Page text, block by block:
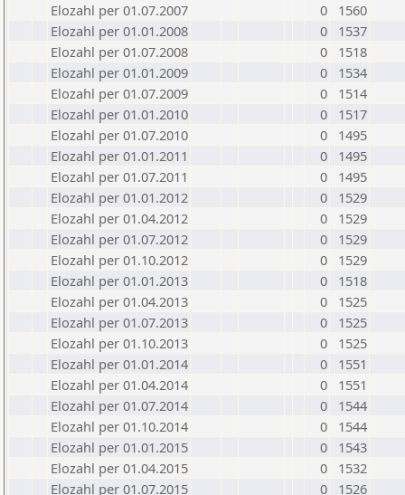
Elozahl per 01.07.2007
0
1560
Elozahl per 01.01.2008
0
1537
Elozahl per 01.07.2008
0
1518
Elozahl per 01.01.2009
0
1534
Elozahl per 01.07.2009
0
1514
Elozahl per 01.01.2010
0
1517
Elozahl per 01.07.2010
0
1495
Elozahl per 01.01.2011
0
1495
Elozahl per 01.07.2011
0
1495
Elozahl per 01.01.2012
0
1529
Elozahl per 01.04.2012
0
1529
Elozahl per 01.07.2012
0
1529
Elozahl per 01.10.2012
0
1529
Elozahl per 01.01.2013
0
1518
Elozahl per 01.04.2013
0
1525
Elozahl per 01.07.2013
0
1525
Elozahl per 01.10.2013
0
1525
Elozahl per 01.01.2014
0
1551
Elozahl per 01.04.2014
0
1551
Elozahl per 01.07.2014
0
1544
Elozahl per 01.10.2014
0
1544
Elozahl per 01.01.2015
0
1543
Elozahl per 01.04.2015
0
1532
Elozahl per 01.07.2015
0
1526